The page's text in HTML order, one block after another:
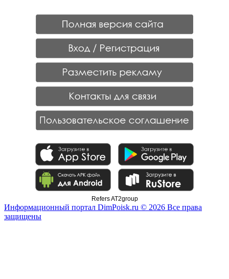
Refers AT2group
Информационный портал DimPoisk.ru © 2026 Все права
защищены